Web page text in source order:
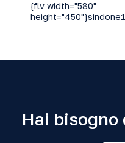
{flv width="580"
Hai